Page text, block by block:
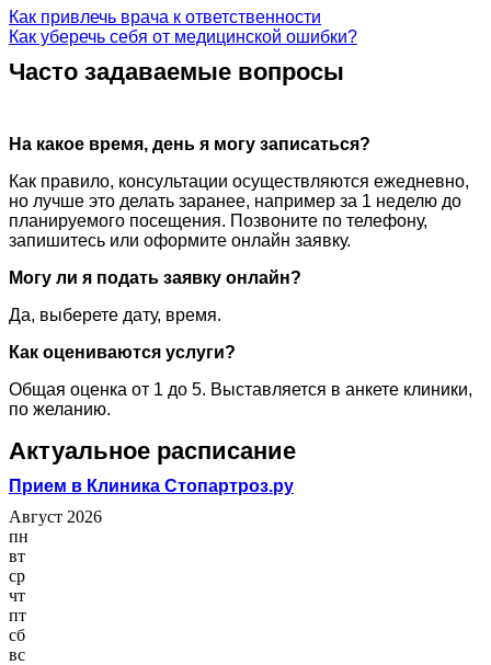
Как привлечь врача к ответственности
Как уберечь себя от медицинской ошибки?
Часто задаваемые вопросы
На какое время, день я могу записаться?
Как правило, консультации осуществляются ежедневно,
но лучше это делать заранее, например за 1 неделю до
планируемого посещения. Позвоните по телефону,
запишитесь или оформите онлайн заявку.
Могу ли я подать заявку онлайн?
Да, выберете дату, время.
Как оцениваются услуги?
Общая оценка от 1 до 5. Выставляется в анкете клиники,
по желанию.
Актуальное расписание
Прием в Клиника Стопартроз.ру
Август 2026
пн
вт
ср
чт
пт
сб
вс